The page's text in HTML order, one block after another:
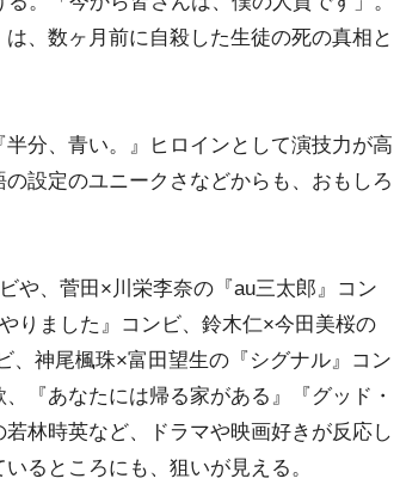
、数ヶ月前に自殺した生徒の死の真相と
分、青い。』ヒロインとして演技力が高
設定のユニークさなどからも、おもしろ
や、菅田×川栄李奈の『au三太郎』コン
りました』コンビ、鈴木仁×今田美桜の
、神尾楓珠×富田望生の『シグナル』コン
『あなたには帰る家がある』『グッド・
林時英など、ドラマや映画好きが反応し
るところにも、狙いが見える。